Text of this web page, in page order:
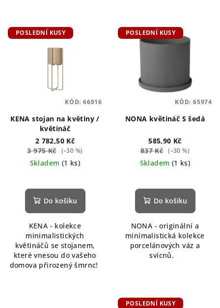
POSLEDNÍ KUSY
KENA stojan na květiny /
květináč
2 782,50 Kč
3 975 Kč
(–30 %)
Skladem (1 ks)
Do košíku
KENA - kolekce
minimalistických
květináčů se stojanem,
které vnesou do vašeho
domova přirozený šmrnc!
KÓD: 66016
POSLEDNÍ KUSY
NONA květináč S šedá
585,90 Kč
837 Kč (–30 %)
Skladem (1 ks)
Do košíku
NONA - originální a
minimalistická kolekce
porcelánových váz a
svícnů.
KÓD: 65974
POSLEDNÍ KUSY